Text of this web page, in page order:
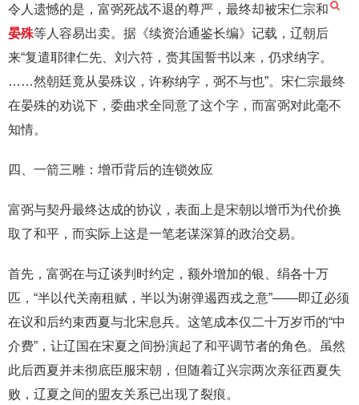
令人遗憾的是，富弼死战不退的尊严，最终却被宋仁宗和
晏殊等人容易出卖。据《续资治通鉴长编》记载，辽朝后
来“复遣耶律仁先、刘六符，赍其国誓书以来，仍求纳字。
……然朝廷竟从晏殊议，许称纳字，弼不与也”。宋仁宗最终
在晏殊的劝说下，委曲求全同意了这个字，而富弼对此毫不
知情。
四、一箭三雕：增币背后的连锁效应
富弼与契丹最终达成的协议，表面上是宋朝以增币为代价换
取了和平，而实际上这是一笔老谋深算的政治交易。
首先，富弼在与辽谈判时约定，额外增加的银、绢各十万
匹，“半以代关南租赋，半以为谢弹遏西戎之意”——即辽必须
在议和后约束西夏与北宋息兵。这笔成本仅二十万岁币的“中
介费”，让辽国在宋夏之间扮演起了和平调节者的角色。虽然
此后西夏并未彻底臣服宋朝，但随着辽兴宗两次亲征西夏失
败，辽夏之间的盟友关系已出现了裂痕。